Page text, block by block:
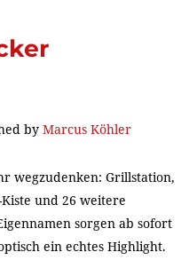
by Marcus Köhler
wegzudenken: Grillstation,
und 26 weitere
sorgen ab sofort
ein echtes Highlight.